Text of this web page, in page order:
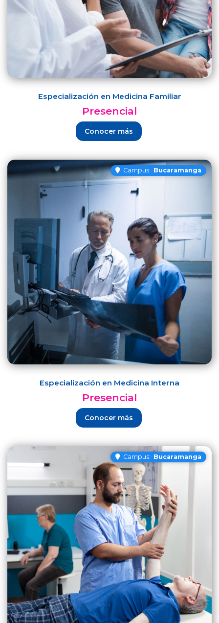
Especialización en Medicina Familiar
Presencial
Conocer más
Campus: Bucaramanga
Especialización en Medicina Interna
Presencial
Conocer más
Campus: Bucaramanga